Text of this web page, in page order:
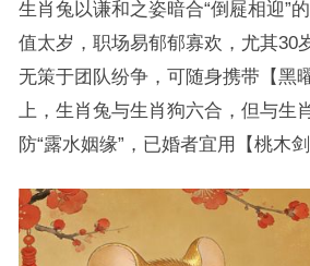
生肖兔以谦和之姿暗合“倒屣相迎”
值太岁，职场易郁郁寡欢，尤其30
无策于团队纷争，可随身携带【黑
上，生肖兔与生肖狗六合，但与生
防“露水姻缘”，已婚者宜用【桃木